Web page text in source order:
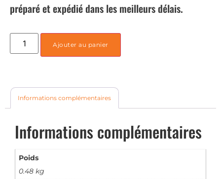
préparé et expédié dans les meilleurs délais.
Ajouter au panier
Informations complémentaires
Informations complémentaires
Poids
0.48 kg